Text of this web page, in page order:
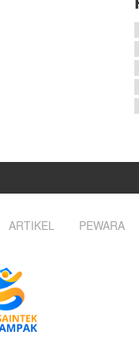
ARTIKEL PEWARA